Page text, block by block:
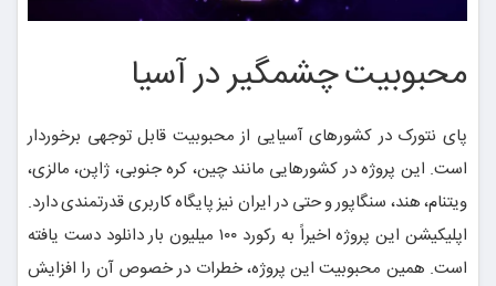
محبوبیت چشمگیر در آسیا
پای نتورک در کشورهای آسیایی از محبوبیت قابل توجهی برخوردار
است. این پروژه در کشورهایی مانند چین، کره جنوبی، ژاپن، مالزی،
ویتنام، هند، سنگاپور و حتی در ایران نیز پایگاه کاربری قدرتمندی دارد.
اپلیکیشن این پروژه اخیراً به رکورد ۱۰۰ میلیون بار دانلود دست یافته
است. همین محبوبیت این پروژه، خطرات در خصوص آن را افزایش